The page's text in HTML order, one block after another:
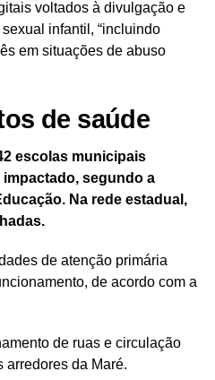
voltados à divulgação e
infantil, “incluindo
em situações de abuso
de saúde
escolas municipais
segundo a
Na rede estadual,
de atenção primária
de acordo com a
de ruas e circulação
arredores da Maré.